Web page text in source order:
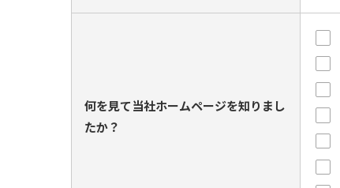
何を見て当社ホームページを知りまし
たか？